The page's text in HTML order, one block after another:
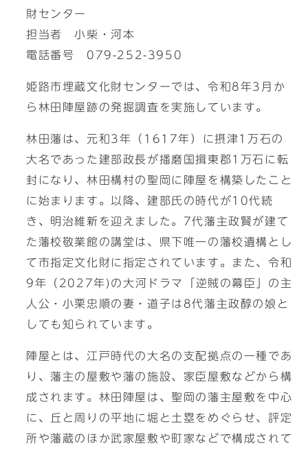
財センター
担当者 小柴・河本
電話番号 079-252-3950
姫路市埋蔵文化財センターでは、令和8年3月か
ら林田陣屋跡の発掘調査を実施しています。
林田藩は、元和3年（1617年）に摂津1万石の
大名であった建部政長が播磨国揖東郡1万石に転
封になり、林田構村の聖岡に陣屋を構築したこと
に始まります。以降、建部氏の時代が10代続
き、明治維新を迎えました。7代藩主政賢が建て
た藩校敬業館の講堂は、県下唯一の藩校遺構とし
て市指定文化財に指定されています。また、令和
9年（2027年)の大河ドラマ「逆賊の幕臣」の主
人公・小栗忠順の妻・道子は8代藩主政醇の娘と
しても知られています。
陣屋とは、江戸時代の大名の支配拠点の一種であ
り、藩主の屋敷や藩の施設、家臣屋敷などから構
成されます。林田陣屋は、聖岡の藩主屋敷を中心
に、丘と周りの平地に堀と土塁をめぐらせ、評定
所や藩蔵のほか武家屋敷や町家などで構成されて